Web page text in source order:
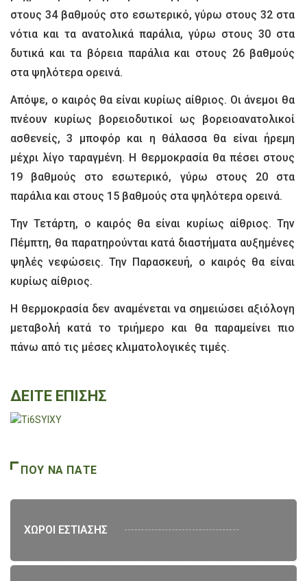
στους 34 βαθμούς στο εσωτερικό, γύρω στους 32 στα
νότια και τα ανατολικά παράλια, γύρω στους 30 στα
δυτικά και τα βόρεια παράλια και στους 26 βαθμούς
στα ψηλότερα ορεινά.
Απόψε, ο καιρός θα είναι κυρίως αίθριος. Οι άνεμοι θα
πνέουν κυρίως βορειοδυτικοί ως βορειοανατολικοί
ασθενείς, 3 μποφόρ και η θάλασσα θα είναι ήρεμη
μέχρι λίγο ταραγμένη. Η θερμοκρασία θα πέσει στους
19 βαθμούς στο εσωτερικό, γύρω στους 20 στα
παράλια και στους 15 βαθμούς στα ψηλότερα ορεινά.
Την Τετάρτη, ο καιρός θα είναι κυρίως αίθριος. Την
Πέμπτη, θα παρατηρούνται κατά διαστήματα αυξημένες
ψηλές νεφώσεις. Την Παρασκευή, ο καιρός θα είναι
κυρίως αίθριος.
Η θερμοκρασία δεν αναμένεται να σημειώσει αξιόλογη
μεταβολή κατά το τριήμερο και θα παραμείνει πιο
πάνω από τις μέσες κλιματολογικές τιμές.
ΔΕΙΤΕ ΕΠΙΣΗΣ
ΠΟΥ ΝΑ ΠΑΤΕ
ΧΩΡΟΙ ΕΣΤΙΑΣΗΣ